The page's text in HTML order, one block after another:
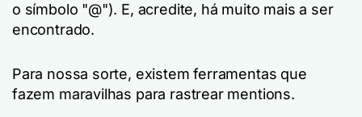
o símbolo "@"). E, acredite, há muito mais a ser
encontrado.
Para nossa sorte, existem ferramentas que
fazem maravilhas para rastrear mentions.